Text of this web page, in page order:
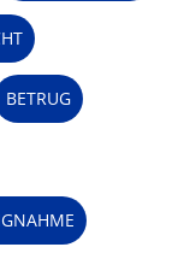
BETRUG